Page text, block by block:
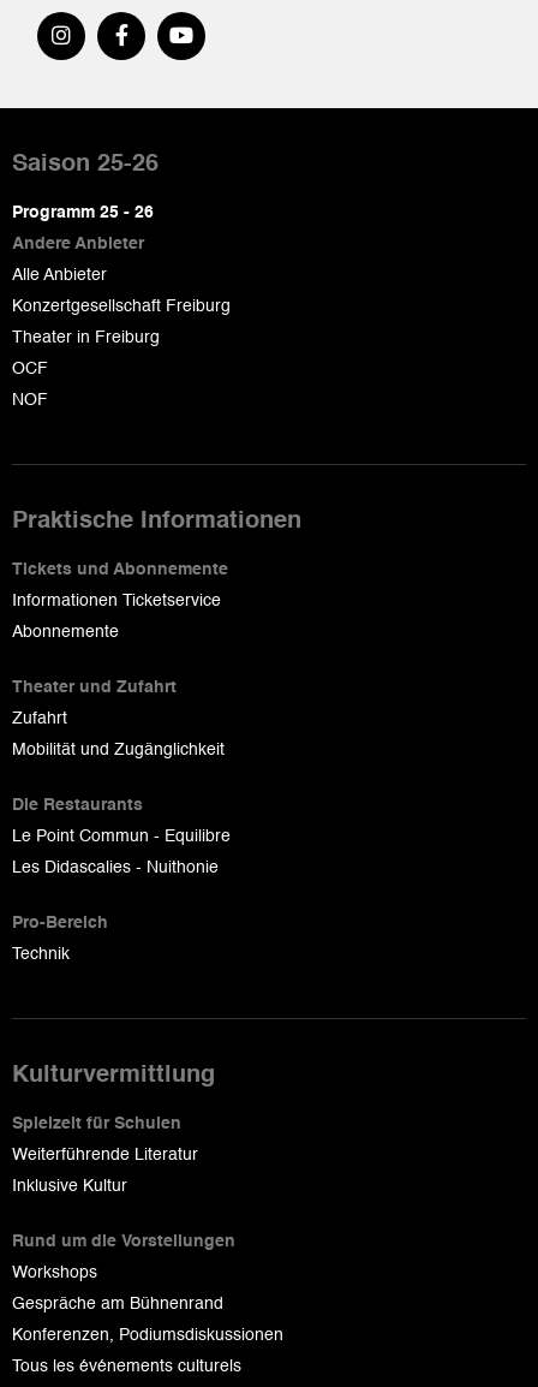
de
page
Saison 25-26
Programm 25 - 26
Andere Anbieter
Alle Anbieter
Konzertgesellschaft Freiburg
Theater in Freiburg
OCF
NOF
Praktische Informationen
Tickets und Abonnemente
Informationen Ticketservice
Abonnemente
Theater und Zufahrt
Zufahrt
Mobilität und Zugänglichkeit
Die Restaurants
Le Point Commun - Equilibre
Les Didascalies - Nuithonie
Pro-Bereich
Technik
Kulturvermittlung
Spielzeit für Schulen
Weiterführende Literatur
Inklusive Kultur
Rund um die Vorstellungen
Workshops
Gespräche am Bühnenrand
Konferenzen, Podiumsdiskussionen
Tous les événements culturels